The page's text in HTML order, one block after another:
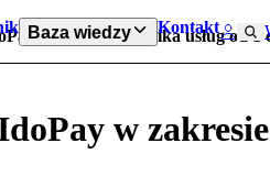
Baza wiedzy Kontakt
w zakresie cennika usług od 1
w